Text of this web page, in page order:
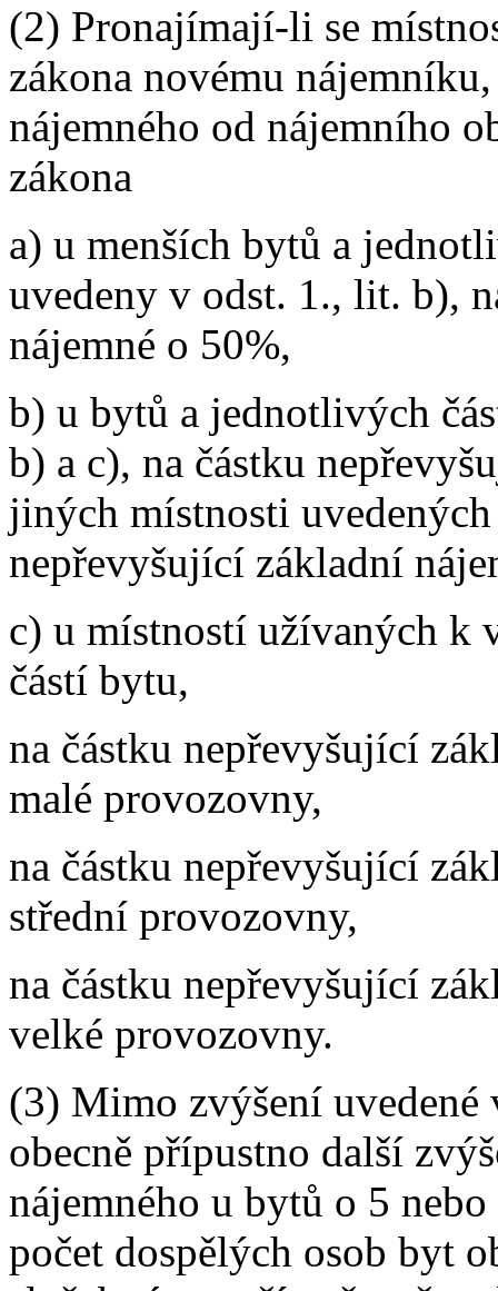
(2) Pronajímají-li se
zákona novému
nájemného od nájemního
zákona
a) u menších bytů a
uvedeny v odst. 1., lit. b),
nájemné o 50%,
b) u bytů a jednotlivých
b) a c), na částku
jiných místnosti
nepřevyšující základní
c) u místností užívaných k
částí bytu,
na částku nepřevyšující
malé provozovny,
na částku nepřevyšující
střední provozovny,
na částku nepřevyšující
velké provozovny.
(3) Mimo zvýšení uvedené
obecně přípustno další
nájemného u bytů o 5
počet dospělých osob byt